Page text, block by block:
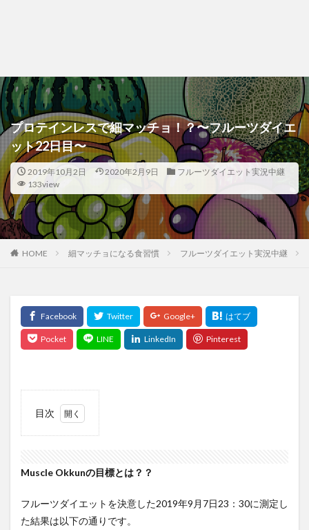
プロテインレスで細マッチョ！？〜フルーツダイエ
ット22日目〜
2019年10月2日 2020年2月9日
フルーツダイエット実況中継
133view
HOME 細マッチョになる食習慣 フルーツダイエット実況中継
目次
の目標
2
9
Muscle Okkunの目標とは？？
フルーツダイエットを決意した2019年9月7日23：30に測定し
た結果は以下の通りです。